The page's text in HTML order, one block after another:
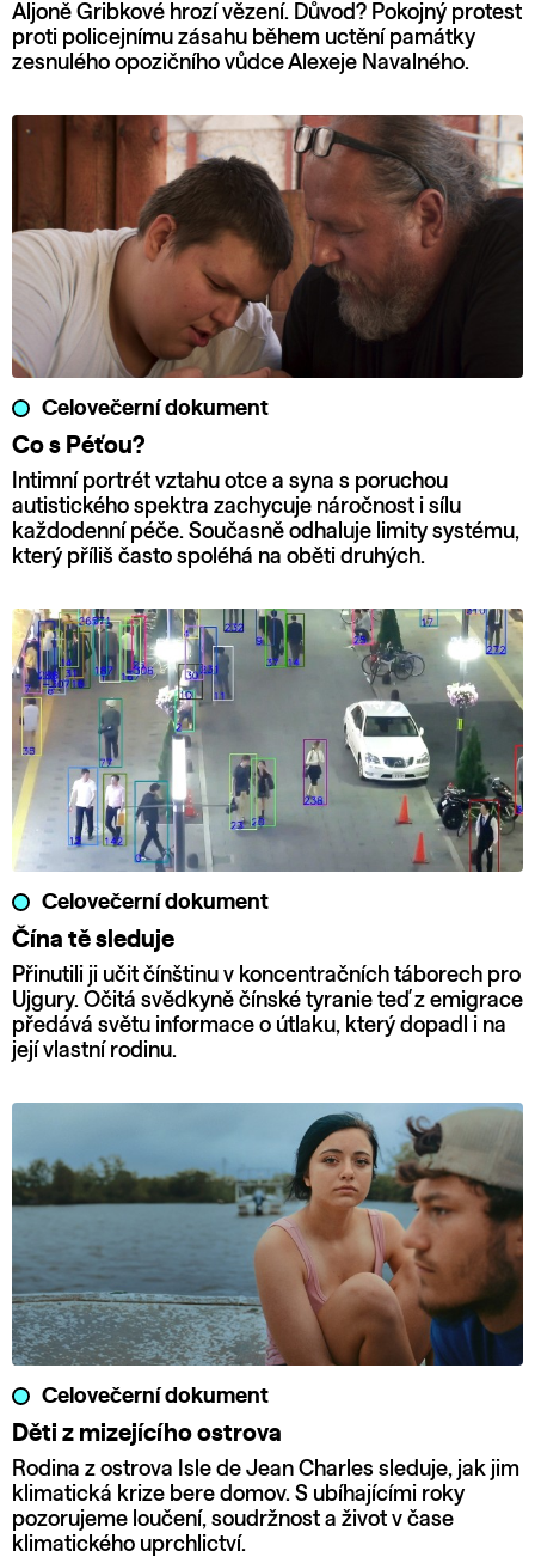
Aljoně Gribkové hrozí vězení. Důvod? Pokojný protest
proti policejnímu zásahu během uctění památky
zesnulého opozičního vůdce Alexeje Navalného.
Celovečerní dokument
Co s Péťou?
Intimní portrét vztahu otce a syna s poruchou
autistického spektra zachycuje náročnost i sílu
každodenní péče. Současně odhaluje limity systému,
který příliš často spoléhá na oběti druhých.
Celovečerní dokument
Čína tě sleduje
Přinutili ji učit čínštinu v koncentračních táborech pro
Ujgury. Očitá svědkyně čínské tyranie teď z emigrace
předává světu informace o útlaku, který dopadl i na
její vlastní rodinu.
Celovečerní dokument
Děti z mizejícího ostrova
Rodina z ostrova Isle de Jean Charles sleduje, jak jim
klimatická krize bere domov. S ubíhajícími roky
pozorujeme loučení, soudržnost a život v čase
klimatického uprchlictví.